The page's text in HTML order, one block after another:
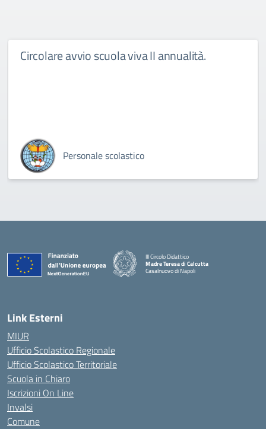
Circolare avvio scuola viva II annualità.
Personale scolastico
III Circolo Didattico
Madre Teresa di Calcutta
Casalnuovo di Napoli
— Visita la pagina iniziale della scuola
Link Esterni
MIUR
Ufficio Scolastico Regionale
Ufficio Scolastico Territoriale
Scuola in Chiaro
Iscrizioni On Line
Invalsi
Comune